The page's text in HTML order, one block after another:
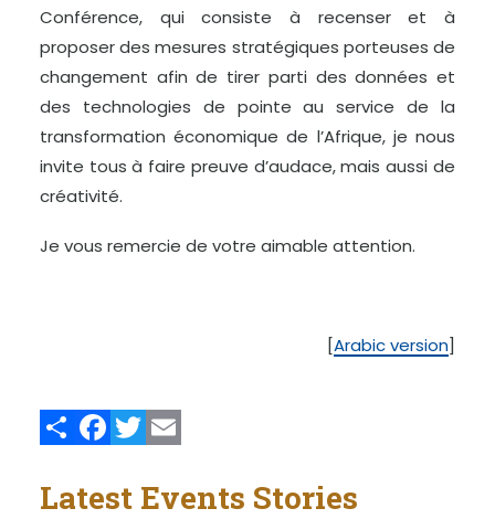
Conférence, qui consiste à recenser et à
proposer des mesures stratégiques porteuses de
changement afin de tirer parti des données et
des technologies de pointe au service de la
transformation économique de l’Afrique, je nous
invite tous à faire preuve d’audace, mais aussi de
créativité.
Je vous remercie de votre aimable attention.
[Arabic version]
Latest Events Stories